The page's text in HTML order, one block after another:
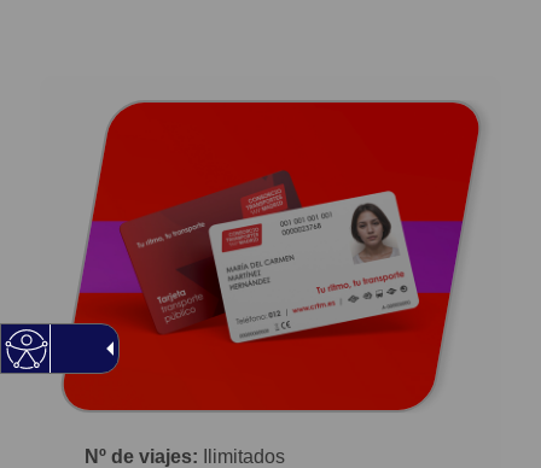
Nº de viajes: Ilimitados